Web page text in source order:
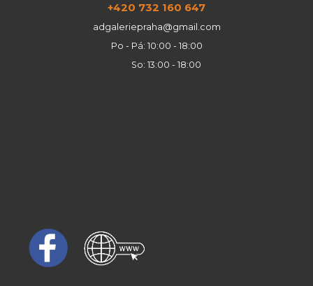
+420 732 160 647
adgaleriepraha@gmail.com
Po - Pá: 10:00 - 18:00
So: 13:00 - 18:00